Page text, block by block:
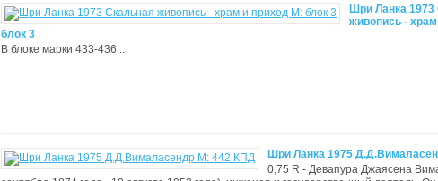
Шри Ланка 1973
живопись -
блок 3
В блоке марки 433-436 ..
Шри Ланка 1975
0,75 R - Девапура Джаясена